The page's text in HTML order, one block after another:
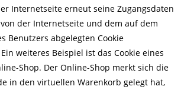
Internetseite erneut seine Zugangsdaten
der Internetseite und dem auf dem
Benutzers abgelegten Cookie
weiteres Beispiel ist das Cookie eines
Shop. Der Online-Shop merkt sich die
in den virtuellen Warenkorb gelegt hat,